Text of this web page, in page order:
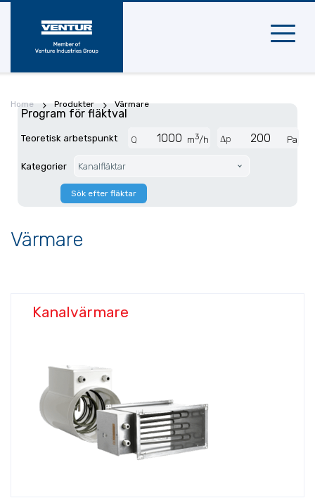
Mobil
Home Produkter Värmare
Program för fläktval
Teoretisk arbetspunkt Q m3/h Δp Pa
Kategorier Kanalfläktar
Sök efter fläktar
Värmare
Kanalvärmare